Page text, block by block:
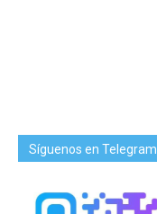
Síguenos en Telegram